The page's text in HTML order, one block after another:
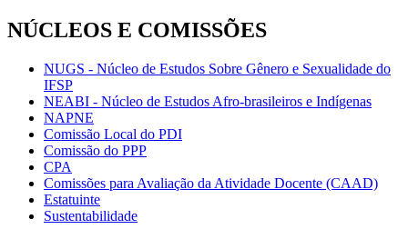
NÚCLEOS E COMISSÕES
NUGS - Núcleo de Estudos Sobre Gênero e Sexualidade do
IFSP
NEABI - Núcleo de Estudos Afro-brasileiros e Indígenas
NAPNE
Comissão Local do PDI
Comissão do PPP
CPA
Comissões para Avaliação da Atividade Docente (CAAD)
Estatuinte
Sustentabilidade